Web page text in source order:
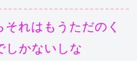
れはもうただのく
しかないしな